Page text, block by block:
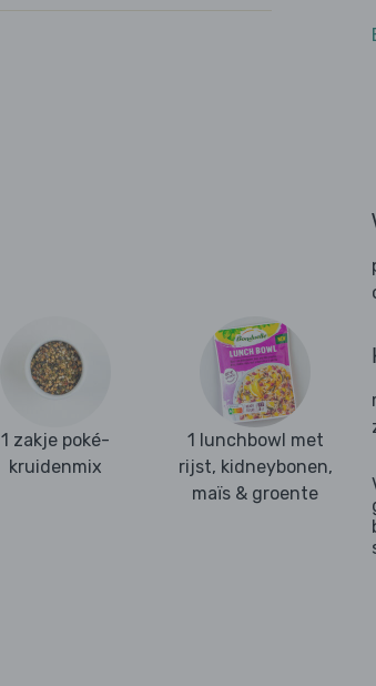
1 zakje poké-
kruidenmix
1 lunchbowl met
rijst, kidneybonen,
maïs & groente